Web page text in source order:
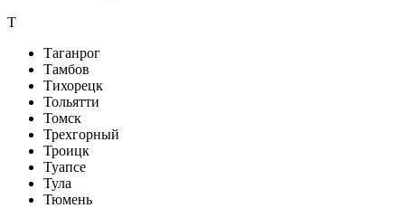
Т
Таганрог
Тамбов
Тихорецк
Тольятти
Томск
Трехгорный
Троицк
Туапсе
Тула
Тюмень